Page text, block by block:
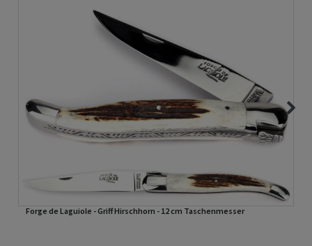
Forge de Laguiole - Griff Hirschhorn - 12 cm Taschenmesser